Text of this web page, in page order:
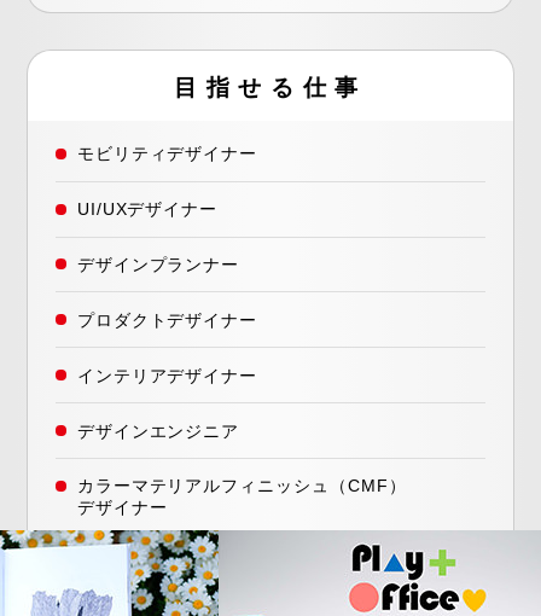
目指せる仕事
モビリティデザイナー
UI/UXデザイナー
デザインプランナー
プロダクトデザイナー
インテリアデザイナー
デザインエンジニア
カラーマテリアルフィニッシュ（CMF）
デザイナー
インダストリアルデザイナー など